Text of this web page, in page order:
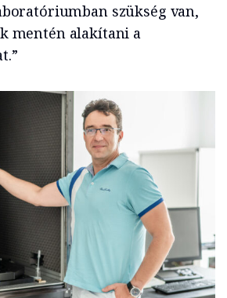
szükség van,
mentén alakítani a